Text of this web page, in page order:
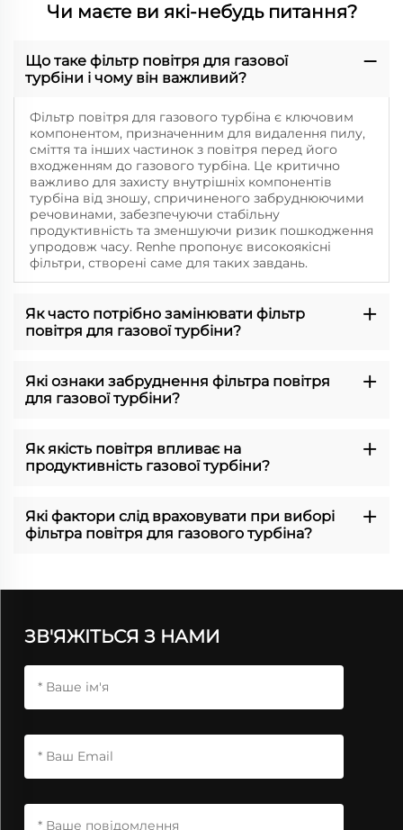
Чи маєте ви які-небудь питання?
Що таке фільтр повітря для газової
турбіни і чому він важливий?
Фільтр повітря для газового турбіна є ключовим
компонентом, призначенним для видалення пилу,
сміття та інших частинок з повітря перед його
входженням до газового турбіна. Це критично
важливо для захисту внутрішніх компонентів
турбіна від зношу, спричиненого забруднюючими
речовинами, забезпечуючи стабільну
продуктивність та зменшуючи ризик пошкодження
упродовж часу. Renhe пропонує високоякісні
фільтри, створені саме для таких завдань.
Як часто потрібно замінювати фільтр
повітря для газової турбіни?
Які ознаки забруднення фільтра повітря
для газової турбіни?
Як якість повітря впливає на
продуктивність газової турбіни?
Які фактори слід враховувати при виборі
фільтра повітря для газового турбіна?
ЗВ'ЯЖІТЬСЯ З НАМИ